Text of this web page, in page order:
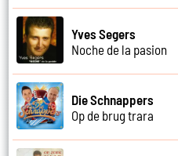
Yves Segers
Noche de la pasion
Die Schnappers
Op de brug trara